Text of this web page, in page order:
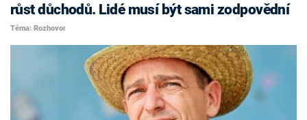
růst důchodů. Lidé musí být sami zodpovědní
Téma: Rozhovor